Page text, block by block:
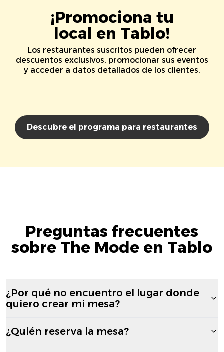
¡Promociona tu
local en Tablo!
Los restaurantes suscritos pueden ofrecer
descuentos exclusivos, promocionar sus eventos
y acceder a datos detallados de los clientes.
Descubre el programa para restaurantes
Preguntas frecuentes
sobre The Mode en Tablo
¿Por qué no encuentro el lugar donde
quiero crear mi mesa?
¿Quién reserva la mesa?